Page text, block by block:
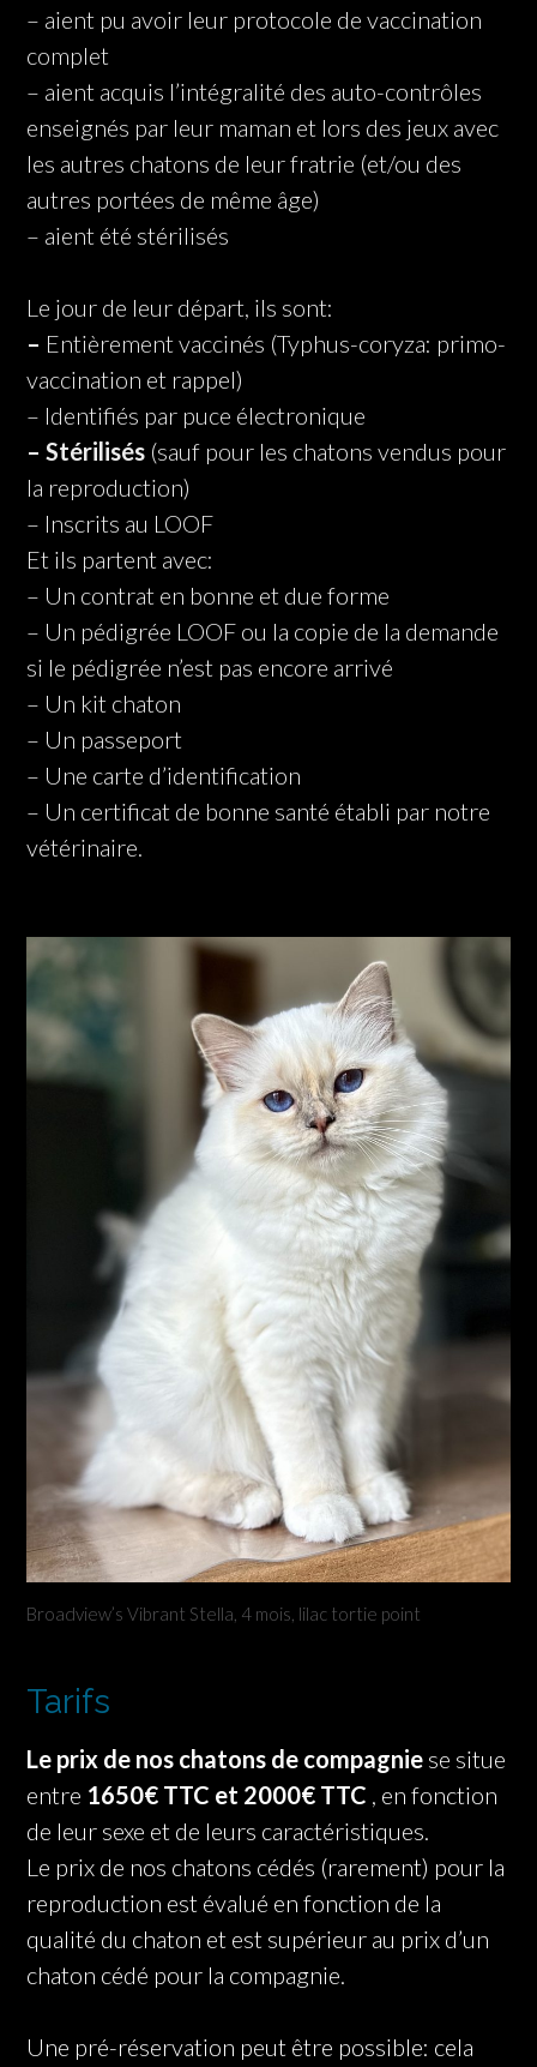
– aient pu avoir leur protocole de vaccination
complet
– aient acquis l’intégralité des auto-contrôles
enseignés par leur maman et lors des jeux avec
les autres chatons de leur fratrie (et/ou des
autres portées de même âge)
– aient été stérilisés
Le jour de leur départ, ils sont:
– Entièrement vaccinés (Typhus-coryza: primo-
vaccination et rappel)
– Identifiés par puce électronique
– Stérilisés (sauf pour les chatons vendus pour
la reproduction)
– Inscrits au LOOF
Et ils partent avec:
– Un contrat en bonne et due forme
– Un pédigrée LOOF ou la copie de la demande
si le pédigrée n’est pas encore arrivé
– Un kit chaton
– Un passeport
– Une carte d’identification
– Un certificat de bonne santé établi par notre
vétérinaire.
Broadview’s Vibrant Stella, 4 mois, lilac tortie point
Tarifs
Le prix de nos chatons de compagnie se situe
entre 1650€ TTC et 2000€ TTC , en fonction
de leur sexe et de leurs caractéristiques.
Le prix de nos chatons cédés (rarement) pour la
reproduction est évalué en fonction de la
qualité du chaton et est supérieur au prix d’un
chaton cédé pour la compagnie.
Une pré-réservation peut être possible: cela